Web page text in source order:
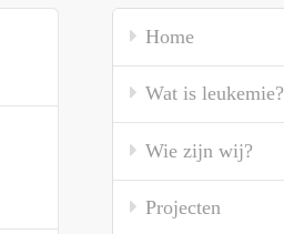
Home
Wat is leukemie?
Wie zijn wij?
Projecten